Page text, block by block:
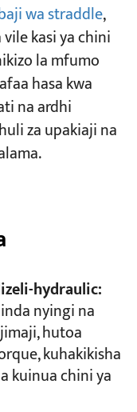
wa straddle,
kasi ya chini
la mfumo
hasa kwa
na ardhi
za upakiaji na
hydraulic:
nyingi na
hutoa
kuhakikisha
kuinua chini ya